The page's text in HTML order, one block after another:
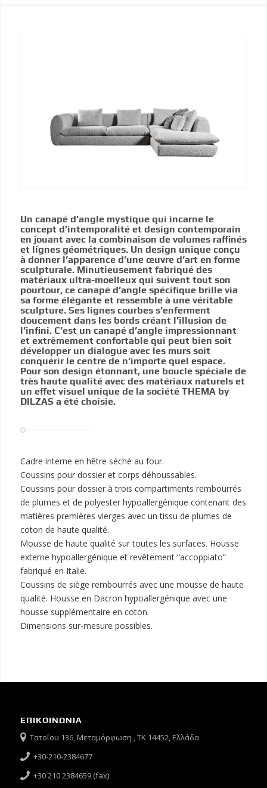
Un canapé d’angle mystique qui incarne le
concept d’intemporalité et design contemporain
en jouant avec la combinaison de volumes raffinés
et lignes géométriques. Un design unique conçu
à donner l’apparence d’une œuvre d’art en forme
sculpturale. Minutieusement fabriqué des
matériaux ultra-moelleux qui suivent tout son
pourtour, ce canapé d’angle spécifique brille via
sa forme élégante et ressemble à une véritable
sculpture. Ses lignes courbes s’enferment
doucement dans les bords créant l’illusion de
l’infini. C’est un canapé d’angle impressionnant
et extrêmement confortable qui peut bien soit
développer un dialogue avec les murs soit
conquérir le centre de n’importe quel espace.
Pour son design étonnant, une boucle spéciale de
très haute qualité avec des matériaux naturels et
un effet visuel unique de la société THEMA by
DILZAS a été choisie.
Cadre interne en hêtre séché au four.
Coussins pour dossier et corps déhoussables.
Coussins pour dossier à trois compartiments rembourrés
de plumes et de polyester hypoallergénique contenant des
matières premières vierges avec un tissu de plumes de
coton de haute qualité.
Mousse de haute qualité sur toutes les surfaces. Housse
externe hypoallergénique et revêtement “accoppiato”
fabriqué en Italie.
Coussins de siège rembourrés avec une mousse de haute
qualité. Housse en Dacron hypoallergénique avec une
housse supplémentaire en coton.
Dimensions sur-mesure possibles.
ΕΠΙΚΟΙΝΩΝΙΑ
Τατοΐου 136, Μεταμόρφωση , ΤΚ 14452, Ελλάδα
+30-210-2384677
+30 210 2384659 (fax)